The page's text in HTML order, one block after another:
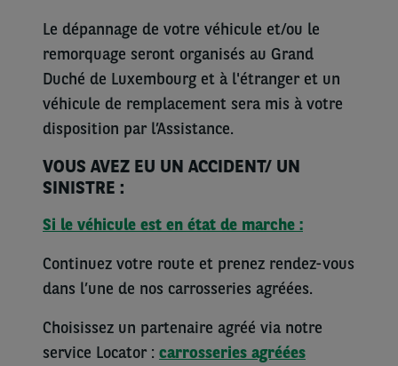
Le dépannage de votre véhicule et/ou le
remorquage seront organisés au Grand
Duché de Luxembourg et à l'étranger et un
véhicule de remplacement sera mis à votre
disposition par l’Assistance.
VOUS AVEZ EU UN ACCIDENT/ UN
SINISTRE :
Si le véhicule est en état de marche :
Continuez votre route et prenez rendez-vous
dans l’une de nos carrosseries agréées.
Choisissez un partenaire agréé via notre
service Locator : carrosseries agréées